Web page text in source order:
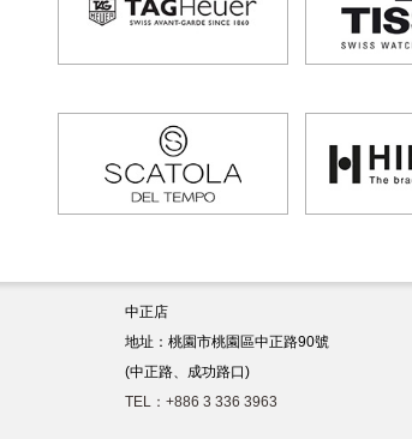
中正店
地址：桃園市桃園區中正路90號
(中正路、成功路口)
TEL：+886 3 336 3963